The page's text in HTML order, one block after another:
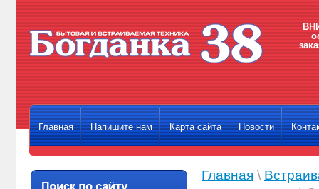
Главная Напишите нам Карта сайта Новости
Главная \